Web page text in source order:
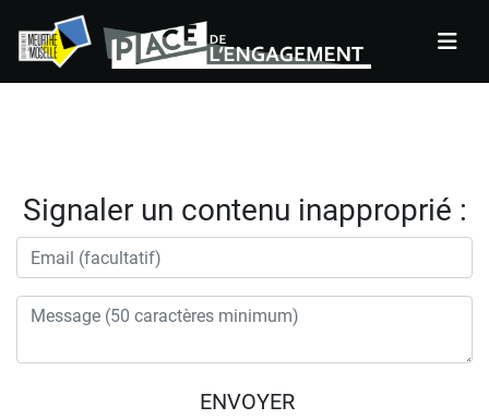
Signaler un contenu inapproprié :
ENVOYER
Panneau de gestion des cookies